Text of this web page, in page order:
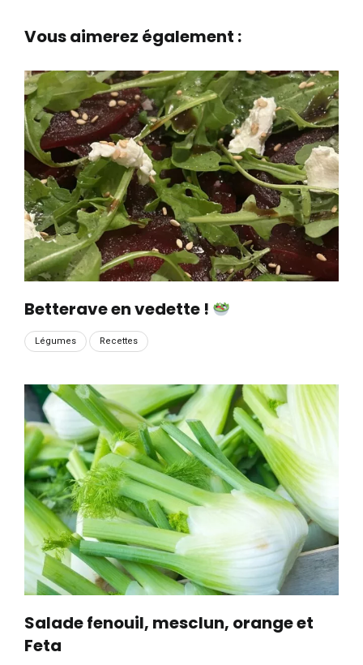
Vous aimerez également :
Betterave en vedette !
Légumes Recettes
Salade fenouil, mesclun, orange et
Feta